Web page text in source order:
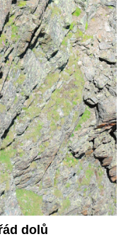
dolů